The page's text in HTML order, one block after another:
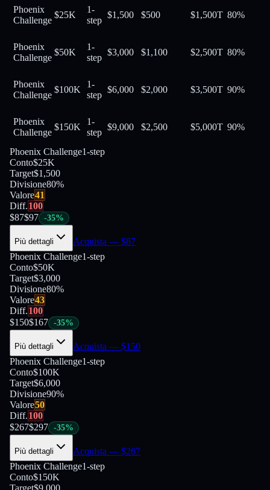
Phoenix
Challenge
$25K
1-
step
$1,500 $500 $1,500T 80%
Phoenix
Challenge
$50K
1-
step
$3,000 $1,100 $2,500T 80%
Phoenix
Challenge
$100K
1-
step
$6,000 $2,000 $3,500T 90%
Phoenix
Challenge
$150K
1-
step
$9,000 $2,500 $5,000T 90%
Phoenix Challenge1-step
Conto$25K
Target$1,500
Divisione80%
Valore41
Diff.100
$87$97 -35%
Più dettagli Acquista — $87
Phoenix Challenge1-step
Conto$50K
Target$3,000
Divisione80%
Valore43
Diff.100
$150$167 -35%
Più dettagli Acquista — $150
Phoenix Challenge1-step
Conto$100K
Target$6,000
Divisione90%
Valore50
Diff.100
$267$297 -35%
Più dettagli Acquista — $267
Phoenix Challenge1-step
Conto$150K
Target$9,000